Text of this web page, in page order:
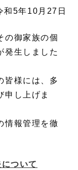
和5年10月27日
の御家族の個
発生しました
皆様には、多
申し上げま
情報管理を徹
ついて